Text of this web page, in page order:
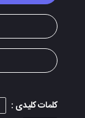
کلمات کلیدی :